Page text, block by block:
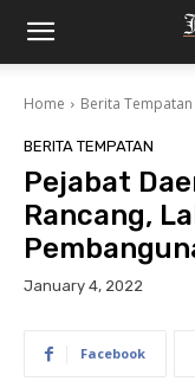
Home Berita Tempatan
BERITA TEMPATAN
Pejabat
Rancang,
January 4, 2022
Facebook